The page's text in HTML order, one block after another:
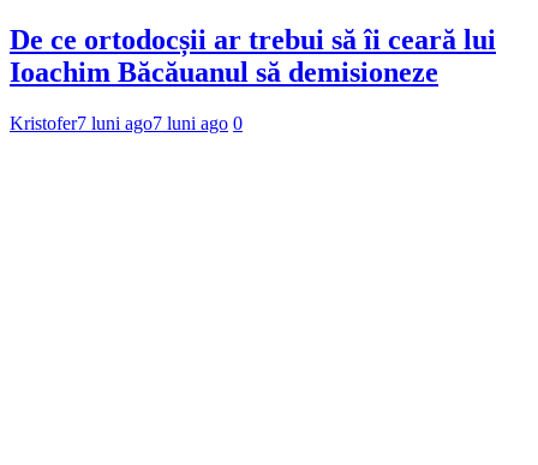
De ce ortodocșii ar trebui să îi ceară lui
Ioachim Băcăuanul să demisioneze
Kristofer7 luni ago7 luni ago 0